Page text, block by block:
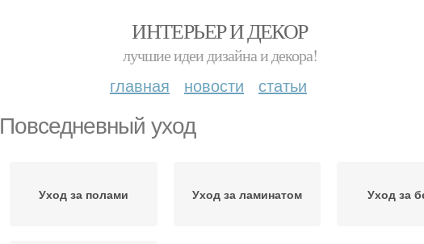
ИНТЕРЬЕР И ДЕКОР
лучшие идеи дизайна и декора!
главная новости статьи
Повседневный уход
Уход за полами Уход за ламинатом Уход за